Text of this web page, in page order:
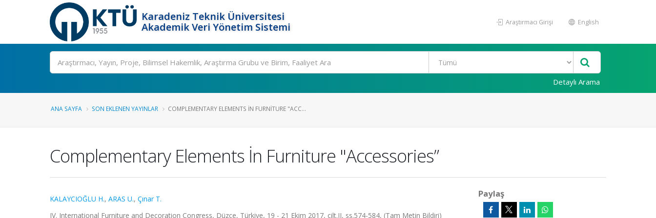
Karadeniz Teknik Üniversitesi
Akademik Veri Yönetim Sistemi
Araştırmacı Girişi English
Ara
Detaylı Arama
ANA SAYFA SON EKLENEN YAYINLAR COMPLEMENTARY ELEMENTS İN FURNITURE "ACC...
Complementary Elements İn Furniture "Accessories”
KALAYCIOĞLU H., ARAS U., Çınar T.
IV. International Furniture and Decoration Congress, Düzce, Türkiye, 19 - 21 Ekim 2017, cilt.II, ss.574-584, (Tam Metin Bildiri)
Paylaş